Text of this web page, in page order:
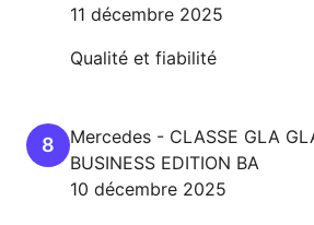
11 décembre 2025
Qualité et fiabilité
8 Mercedes - CLASSE GLA
BUSINESS EDITION BA
10 décembre 2025